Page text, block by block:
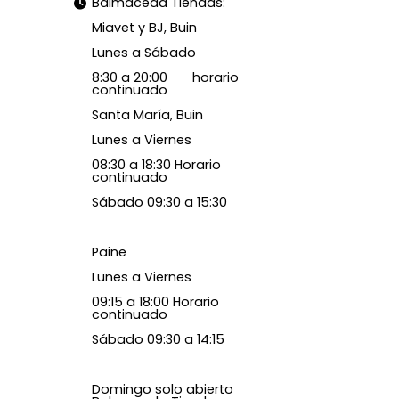
Miavet y BJ, Buin
Lunes a Sábado
8:30 a 20:00 horario
continuado
Santa María, Buin
Lunes a Viernes
08:30 a 18:30 Horario
continuado
Sábado 09:30 a 15:30
Paine
Lunes a Viernes
09:15 a 18:00 Horario
continuado
Sábado 09:30 a 14:15
Domingo solo abierto